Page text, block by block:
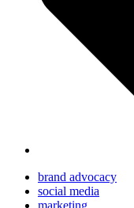
brand advocacy
social media
marketing